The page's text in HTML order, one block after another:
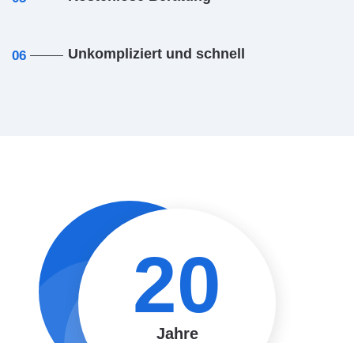
06 Unkompliziert und schnell
20
Jahre